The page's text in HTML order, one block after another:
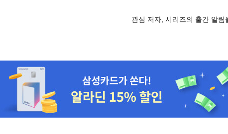
관심 저자, 시리즈의 출간 알림